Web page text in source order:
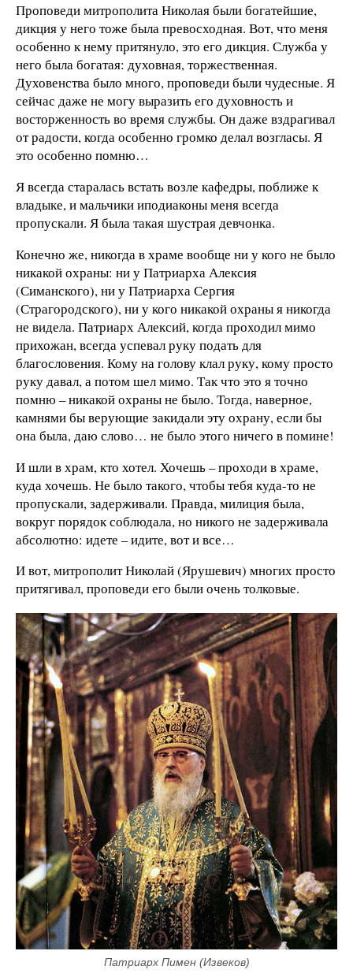
Проповеди митрополита Николая были богатейшие,
дикция у него тоже была превосходная. Вот, что меня
особенно к нему притянуло, это его дикция. Служба у
него была богатая: духовная, торжественная.
Духовенства было много, проповеди были чудесные. Я
сейчас даже не могу выразить его духовность и
восторженность во время службы. Он даже вздрагивал
от радости, когда особенно громко делал возгласы. Я
это особенно помню…
Я всегда старалась встать возле кафедры, поближе к
владыке, и мальчики иподиаконы меня всегда
пропускали. Я была такая шустрая девчонка.
Конечно же, никогда в храме вообще ни у кого не было
никакой охраны: ни у Патриарха Алексия
(Симанского), ни у Патриарха Сергия
(Страгородского), ни у кого никакой охраны я никогда
не видела. Патриарх Алексий, когда проходил мимо
прихожан, всегда успевал руку подать для
благословения. Кому на голову клал руку, кому просто
руку давал, а потом шел мимо. Так что это я точно
помню – никакой охраны не было. Тогда, наверное,
камнями бы верующие закидали эту охрану, если бы
она была, даю слово… не было этого ничего в помине!
И шли в храм, кто хотел. Хочешь – проходи в храме,
куда хочешь. Не было такого, чтобы тебя куда-то не
пропускали, задерживали. Правда, милиция была,
вокруг порядок соблюдала, но никого не задерживала
абсолютно: идете – идите, вот и все…
И вот, митрополит Николай (Ярушевич) многих просто
притягивал, проповеди его были очень толковые.
Патриарх Пимен (Извеков)